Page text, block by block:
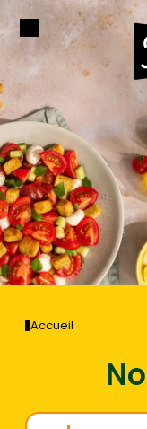
Accueil